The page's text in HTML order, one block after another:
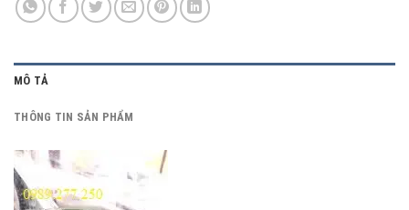
MÔ TẢ
THÔNG TIN SẢN PHẨM